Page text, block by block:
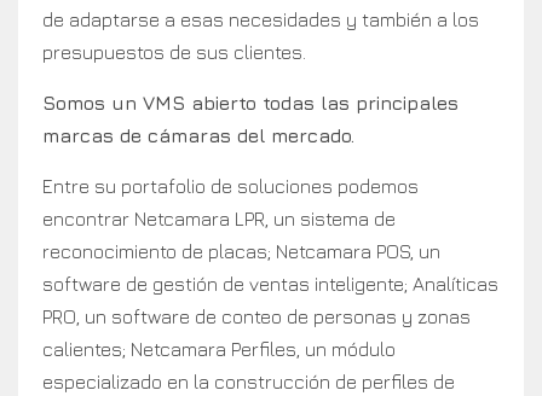
de adaptarse a esas necesidades y también a los
presupuestos de sus clientes.
Somos un VMS abierto todas las principales
marcas de cámaras del mercado.
Entre su portafolio de soluciones podemos
encontrar Netcamara LPR, un sistema de
reconocimiento de placas; Netcamara POS, un
software de gestión de ventas inteligente; Analíticas
PRO, un software de conteo de personas y zonas
calientes; Netcamara Perfiles, un módulo
especializado en la construcción de perfiles de